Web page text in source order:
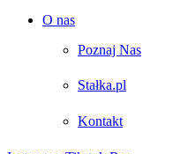
O nas
Poznaj Nas
Stałka.pl
Kontakt